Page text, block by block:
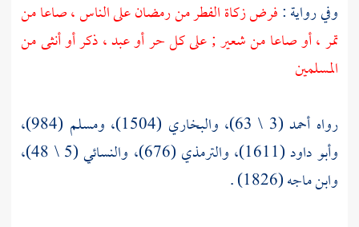
وفي رواية :فرض زكاة الفطر من رمضان على الناس ، صاعا من
تمر ، أو صاعا من شعير ; على كل حر أو عبد ، ذكر أو أنثى من
المسلمين
رواه أحمد (3 \ 63)، والبخاري (1504)، ومسلم (984)،
وأبو داود (1611)، والترمذي (676)، والنسائي (5 \ 48)،
وابن ماجه (1826) .